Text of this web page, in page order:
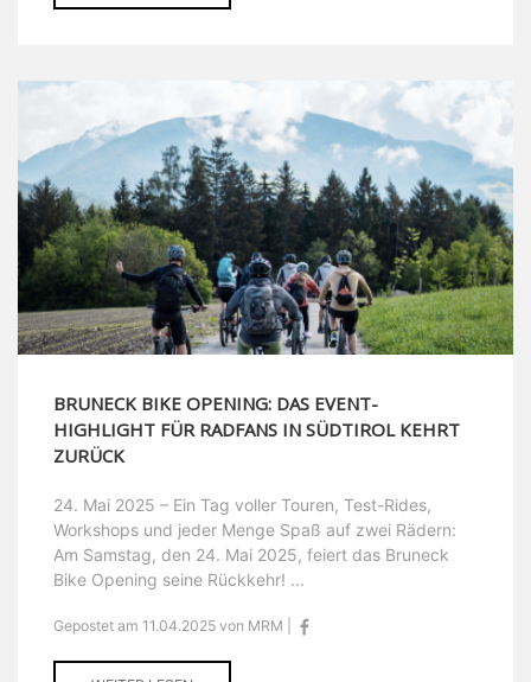
BRUNECK BIKE OPENING: DAS EVENT-
HIGHLIGHT FÜR RADFANS IN SÜDTIROL KEHRT
ZURÜCK
24. Mai 2025 – Ein Tag voller Touren, Test-Rides,
Workshops und jeder Menge Spaß auf zwei Rädern:
Am Samstag, den 24. Mai 2025, feiert das Bruneck
Bike Opening seine Rückkehr! ...
Gepostet am 11.04.2025 von MRM |